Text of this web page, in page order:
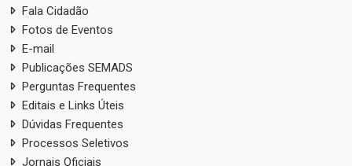
Fala Cidadão
Fotos de Eventos
E-mail
Publicações SEMADS
Perguntas Frequentes
Editais e Links Úteis
Dúvidas Frequentes
Processos Seletivos
Jornais Oficiais